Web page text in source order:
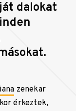
dalokat
zenekar
érkeztek,